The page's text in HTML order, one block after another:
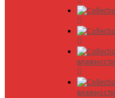
влажности
влажности